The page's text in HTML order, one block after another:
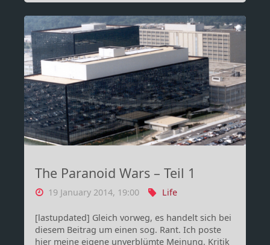
Beijing"
The Paranoid Wars – Teil 1
19 January 2014, 19:00 Life
[lastupdated] Gleich vorweg, es handelt sich bei
diesem Beitrag um einen sog. Rant. Ich poste
hier meine eigene unverblümte Meinung. Kritik